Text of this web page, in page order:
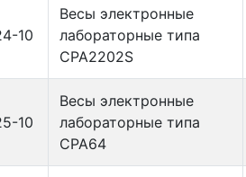
10
Весы электронные
лабораторные типа
СРА2202S
10
Весы электронные
лабораторные типа
СРА64